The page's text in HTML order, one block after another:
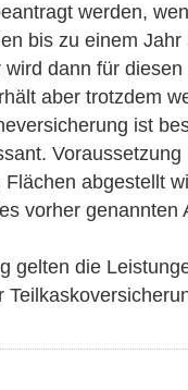
werden,
bis zu einem
dann für
aber trotzdem
ist
abgestellt
vorher genannten
gelten die